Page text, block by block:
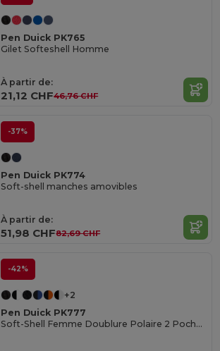
Pen Duick PK765
Gilet Softeshell Homme
À partir de:
21,12 CHF46,76 CHF
-37%
Pen Duick PK774
Soft-shell manches amovibles
À partir de:
51,98 CHF82,69 CHF
-42%
+2
Pen Duick PK777
Soft-Shell Femme Doublure Polaire 2 Poches Zippées